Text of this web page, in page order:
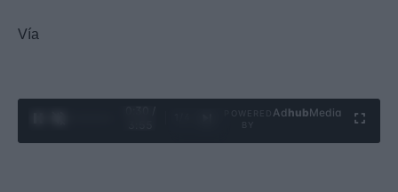
Vía
0:32 /
Ad hubMedia